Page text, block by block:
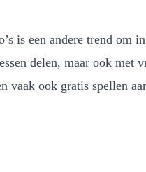
is een andere trend om
delen, maar ook met
vaak ook gratis spellen